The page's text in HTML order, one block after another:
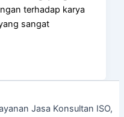
terhadap karya
sangat
Jasa Konsultan ISO,